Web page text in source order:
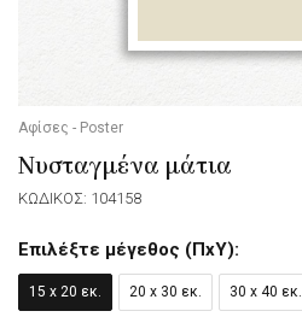
Αφίσες - Poster
Νυσταγμένα μάτια
ΚΩΔΙΚΟΣ: 104158
Επιλέξτε μέγεθος (ΠxΥ):
15 x 20 εκ. 20 x 30 εκ. 30 x 40 εκ.